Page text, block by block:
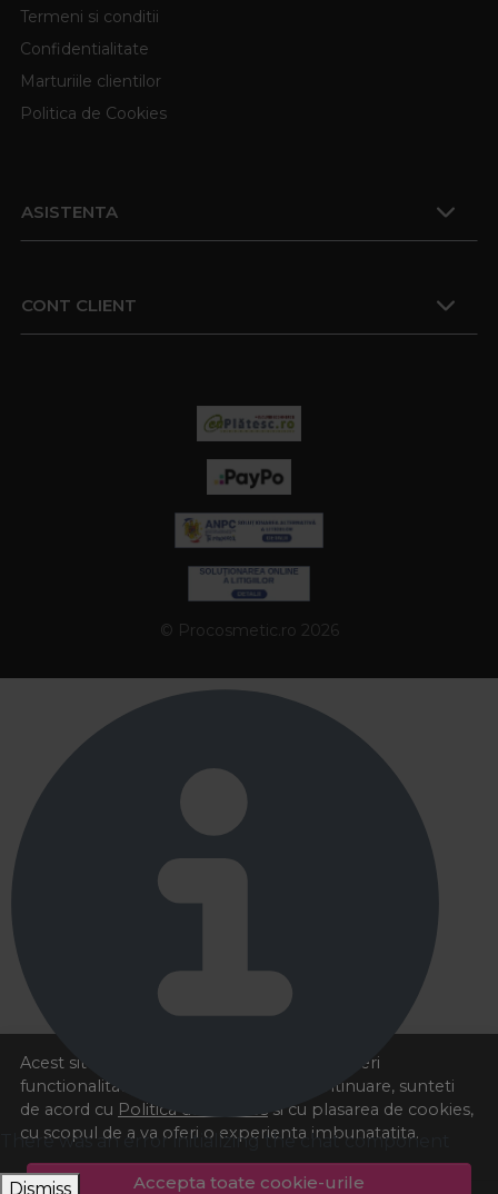
Acest site foloseste cookies pentru a va oferi
functionalitatea dorita. Navigand in continuare, sunteti
de acord cu Politica de cookies si cu plasarea de cookies,
cu scopul de a va oferi o experienta imbunatatita.
Accepta toate cookie-urile
Termeni si conditii
Confidentialitate
Marturiile clientilor
Politica de Cookies
ASISTENTA
CONT CLIENT
© Procosmetic.ro 2026
There was an error initializing the chat component
Dismiss